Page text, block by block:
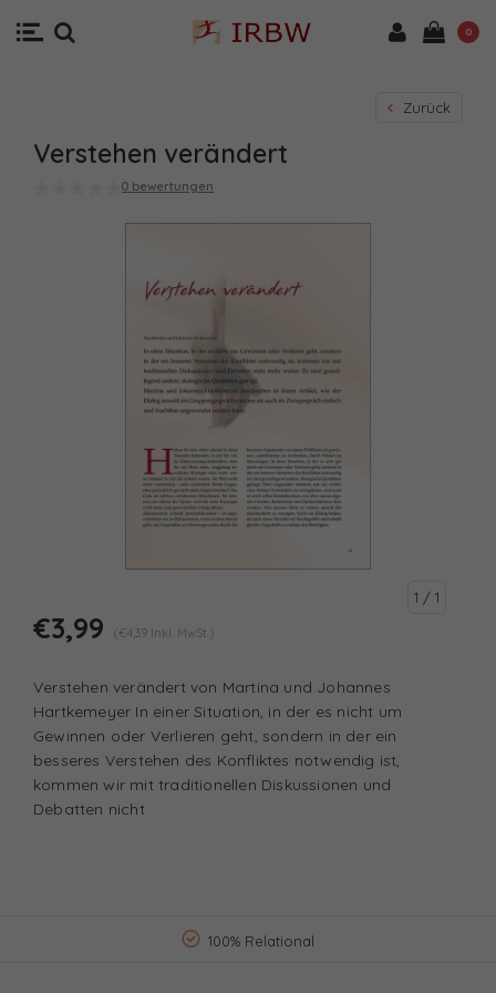
0
Zurück
Verstehen verändert
0 bewertungen
1 / 1
€3,99 (€4,39 Inkl. MwSt.)
Verstehen verändert von Martina und Johannes
Hartkemeyer In einer Situation, in der es nicht um
Gewinnen oder Verlieren geht, sondern in der ein
besseres Verstehen des Konfliktes notwendig ist,
kommen wir mit traditionellen Diskussionen und
Debatten nicht
100% Relational